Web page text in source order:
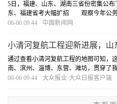
5日，福建、山东、湖南三省份密集公
东、福建省考大幅扩招 观察今年公务
2020年度国考，计划招录2.4万人，相比
06-06 09:44 中国新闻网
小清河复航工程迎新进展，山
什么？
通过查看小清河复航工程的地图可知，
南、滨州、淄博、东营、潍坊，贯穿了
深入我省内陆腹地的内河港与沿海港实
06-06 09:44 大众报业·大众日报客户端